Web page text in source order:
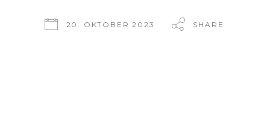
20. OKTOBER 2023 SHARE